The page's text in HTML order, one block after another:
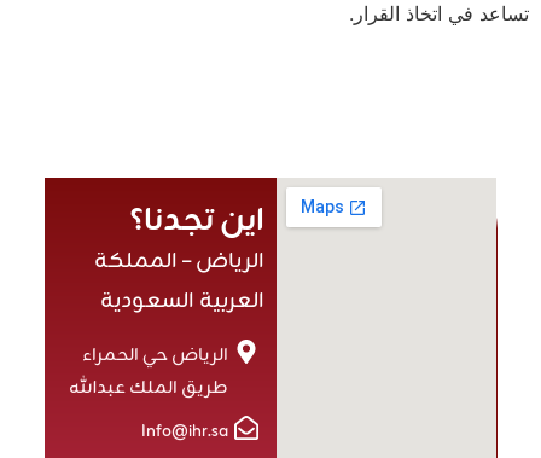
تساعد في اتخاذ القرار.
اين تجدنا؟
الرياض – المملكة
العربية السعودية
الرياض حي الحمراء
طريق الملك عبدالله
Info@ihr.sa